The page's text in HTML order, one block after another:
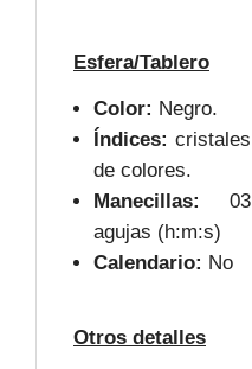
Esfera/Tablero
Color: Negro.
Índices: cristales
de colores.
Manecillas:
03
agujas (h:m:s)
Calendario: No
Otros detalles